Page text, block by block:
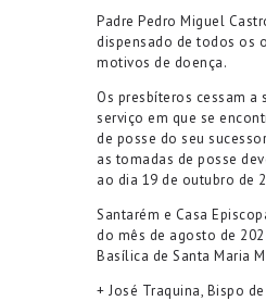
Padre Pedro Miguel
dispensado detodos os
motivos de doença.
Os presbíteros cessam a
serviço em que se
de posse do seu
as tomadas de posse
ao dia 19 de outubro de
Santarém e Casa
do mês de agosto de
Basílica de Santa Maria
+ José Traquina, Bispo